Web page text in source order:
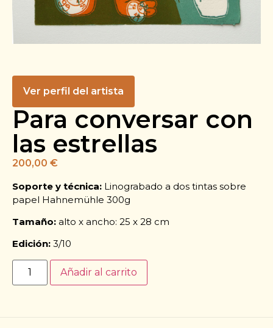
Ver perfil del artista
Para conversar con
las estrellas
200,00 €
Soporte y técnica: Linograbado a dos tintas sobre
papel Hahnemühle 300g
Tamaño: alto x ancho: 25 x 28 cm
Edición: 3/10
Añadir al carrito